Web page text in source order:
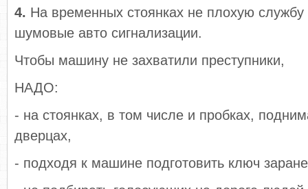
4. На временных стоянках не плохую службу
шумовые авто сигнализации.
Чтобы машину не захватили преступники,
НАДО:
- на стоянках, в том числе и пробках,
дверцах,
- подходя к машине подготовить ключ